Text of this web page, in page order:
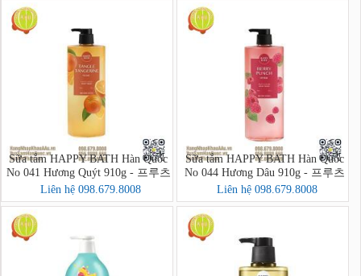
Sữa tắm HAPPY BATH Hàn Quốc
No 041 Hương Quýt 910g - 프루츠
크러시 바디워시
Liên hệ 098.679.8008
Sữa tắm HAPPY BATH Hàn Quốc
No 044 Hương Dâu 910g - 프루츠
크러시 바디워시
Liên hệ 098.679.8008